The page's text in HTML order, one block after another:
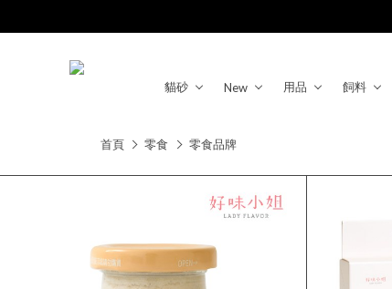
貓砂 New 用品 飼料
喵洽普 派庫廚房
首頁 零食 零食品牌